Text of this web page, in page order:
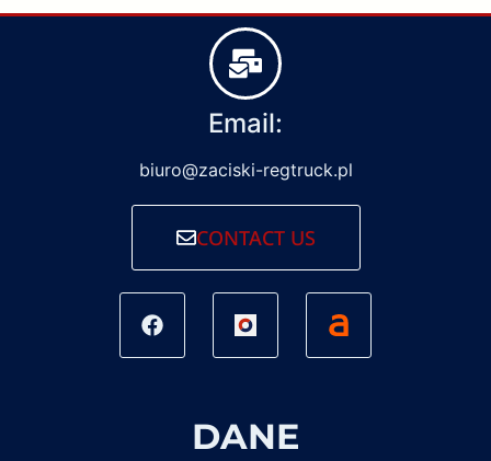
Email:
biuro@zaciski-regtruck.pl
CONTACT US
DANE